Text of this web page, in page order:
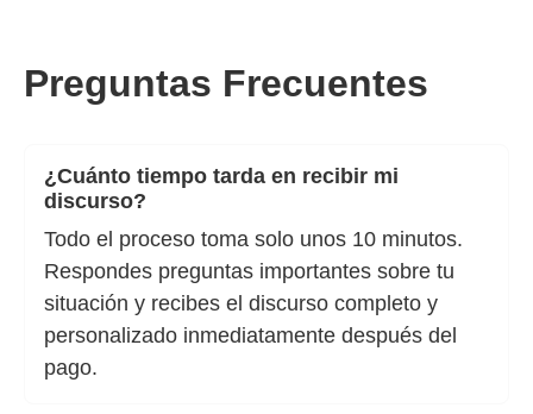
Preguntas Frecuentes
¿Cuánto tiempo tarda en recibir mi
discurso?
Todo el proceso toma solo unos 10 minutos.
Respondes preguntas importantes sobre tu
situación y recibes el discurso completo y
personalizado inmediatamente después del
pago.